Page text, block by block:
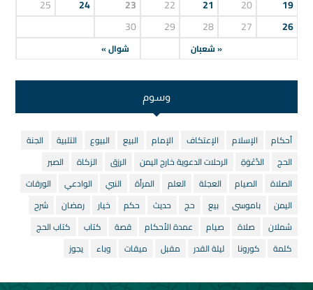
« شعبان شوال »
19
20
21
22
23
24
25
26
27
28
29
30
وسوم
أحكام الإسلام الإعتكاف الإمام البيع البيوع التلبية
الجنة
الحج
الدَّعْوَةِ الرحلات الدعوية خارج اليمن الرزق الزكاة
الصبر
الصلاة
الصيام العجلة العلم المرأة النبي الوادعي
الورقات
اليمن
باموسى بيع حج حديث حكم خيار رمضان
شرح
شملان
صلاة صيام عمدة الأحكام قصة كتاب
كتاب الحج
كلمة
كورونا ليلة القدر مقبل ميقات وباء يجوز